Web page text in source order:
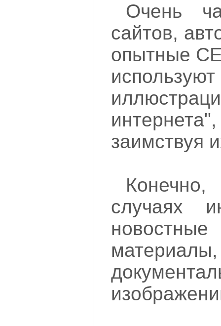
Очень
сайтов,
опытные
заимствуя
случаях